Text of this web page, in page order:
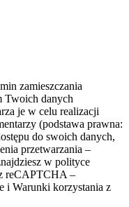
zamieszczania
Twoich danych
je w celu realizacji
(podstawa prawna:
do swoich danych,
przetwarzania –
w polityce
reCAPTCHA –
i Warunki korzystania z